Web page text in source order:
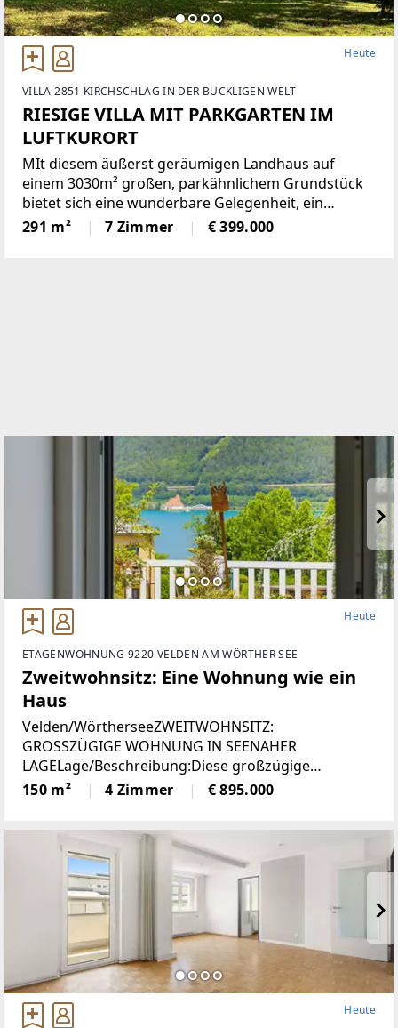
Heute
VILLA 2851 KIRCHSCHLAG IN DER BUCKLIGEN WELT
RIESIGE VILLA MIT PARKGARTEN IM
LUFTKURORT
MIt diesem äußerst geräumigen Landhaus auf
einem 3030m² großen, parkähnlichem Grundstück
bietet sich eine wunderbare Gelegenheit, ein
einmaliges Domizil in der beliebten Gemeinde
Krumbach zu schaffen!Das 1972 in Ziegelbauweise
291 m² 7 Zimmer € 399.000
Heute
ETAGENWOHNUNG 9220 VELDEN AM WÖRTHER SEE
Zweitwohnsitz: Eine Wohnung wie ein
Haus
Velden/WörtherseeZWEITWOHNSITZ:
GROSSZÜGIGE WOHNUNG IN SEENAHER
LAGELage/Beschreibung:Diese großzügige
Wohnung vereint hohen Wohnkomfort mit einer
seltenen Zweitwohnsitzwidmung und traumhaftem
150 m² 4 Zimmer € 895.000
Heute